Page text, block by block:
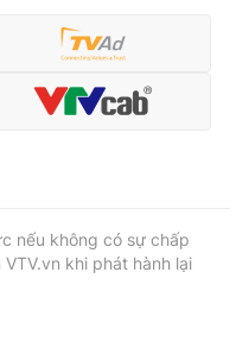
nếu không có sự chấp
khi phát hành lại